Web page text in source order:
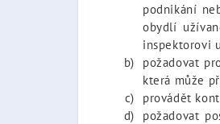
podnikání
obydlí
inspektorovi
požadovat
která může
provádět
požadovat